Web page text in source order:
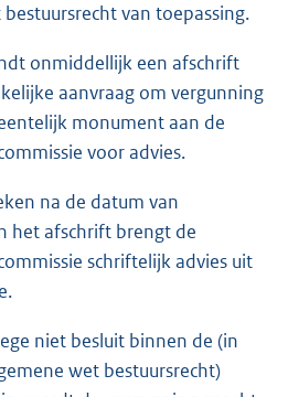
van toepassing.
onmiddellijk een afschrift
aanvraag om vergunning
monument aan de
voor advies.
na de datum van
het afschrift brengt de
schriftelijk advies uit
niet besluit binnen de (in
wet bestuursrecht)